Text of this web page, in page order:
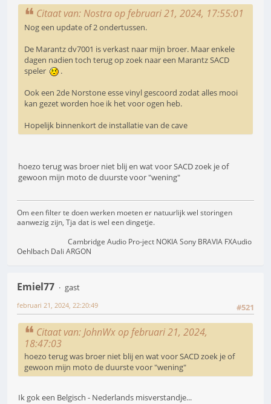
Citaat van: Nostra op februari 21, 2024, 17:55:01
Nog een update of 2 ondertussen.
De Marantz dv7001 is verkast naar mijn broer. Maar enkele
dagen nadien toch terug op zoek naar een Marantz SACD
speler
.
Ook een 2de Norstone esse vinyl gescoord zodat alles mooi
kan gezet worden hoe ik het voor ogen heb.
Hopelijk binnenkort de installatie van de cave
hoezo terug was broer niet blij en wat voor SACD zoek je of
gewoon mijn moto de duurste voor "wening"
Om een filter te doen werken moeten er natuurlijk wel storingen
aanwezig zijn, Tja dat is wel een dingetje.
Cambridge Audio Pro-ject NOKIA Sony BRAVIA FXAudio
Oehlbach Dali ARGON
Emiel77
gast
#521
februari 21, 2024, 22:20:49
Citaat van: JohnWx op februari 21, 2024,
18:47:03
hoezo terug was broer niet blij en wat voor SACD zoek je of
gewoon mijn moto de duurste voor "wening"
Ik gok een Belgisch - Nederlands misverstandje...